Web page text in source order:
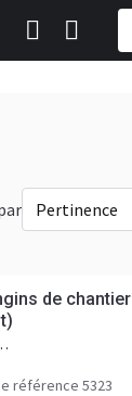
Pertinence
de
référence 5323